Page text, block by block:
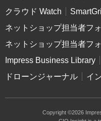
クラウド Watch
ネットショップ担当者フ
ネットショップ担当者フ
Impress Business Library
ドローンジャーナル
イ
Copyright ©2026